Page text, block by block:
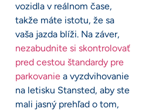
vozidla v reálnom čase,
takže máte istotu, že sa
vaša jazda blíži. Na záver,
nezabudnite si skontrolovať
pred cestou štandardy pre
parkovanie a vyzdvihovanie
na letisku Stansted, aby ste
mali jasný prehľad o tom,